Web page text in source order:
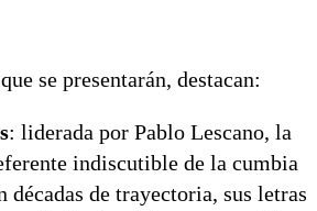
se presentarán, destacan:
: liderada por Pablo Lescano, la
indiscutible de la cumbia
décadas de trayectoria, sus letras